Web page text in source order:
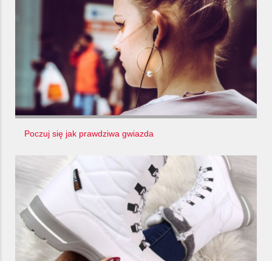
Poczuj się jak prawdziwa gwiazda